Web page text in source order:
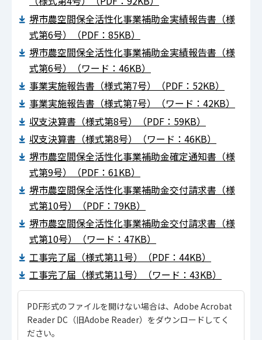
堺市農空間保全活性化事業補助金実績報告書（様
式第6号）（PDF：85KB）
堺市農空間保全活性化事業補助金実績報告書（様
式第6号）（ワード：46KB）
事業実施報告書（様式第7号）（PDF：52KB）
事業実施報告書（様式第7号）（ワード：42KB）
収支決算書（様式第8号）（PDF：59KB）
収支決算書（様式第8号）（ワード：46KB）
堺市農空間保全活性化事業補助金確定通知書（様
式第9号）（PDF：61KB）
堺市農空間保全活性化事業補助金交付請求書（様
式第10号）（PDF：79KB）
堺市農空間保全活性化事業補助金交付請求書（様
式第10号）（ワード：47KB）
工事完了届（様式第11号）（PDF：44KB）
工事完了届（様式第11号）（ワード：43KB）
PDF形式のファイルを開けない場合は、Adobe Acrobat
Reader DC（旧Adobe Reader）をダウンロードしてく
ださい。